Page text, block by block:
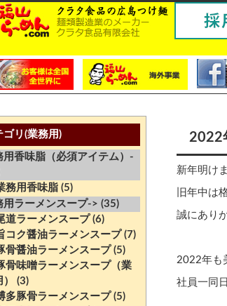
ゴリ(業務用)
用香味脂（必須アイテム）-
務用香味脂 (5)
用ラーメンスープ-> (35)
道ラーメンスープ (6)
コク醤油ラーメンスープ (7)
骨醤油ラーメンスープ (5)
骨味噌ラーメンスープ（業
(3)
多豚骨ラーメンスープ (5)
2022
新年明け
旧年中は
誠にあり
2022年も
社員一同